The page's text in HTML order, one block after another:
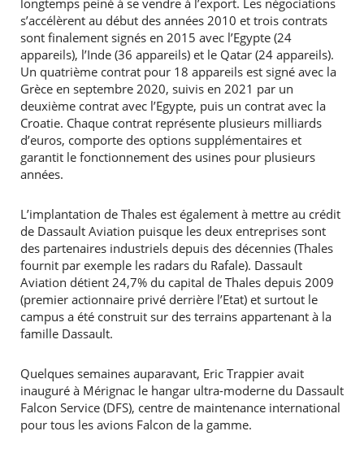
longtemps peiné à se vendre à l’export. Les négociations
s’accélèrent au début des années 2010 et trois contrats
sont finalement signés en 2015 avec l’Egypte (24
appareils), l’Inde (36 appareils) et le Qatar (24 appareils).
Un quatrième contrat pour 18 appareils est signé avec la
Grèce en septembre 2020, suivis en 2021 par un
deuxième contrat avec l’Egypte, puis un contrat avec la
Croatie. Chaque contrat représente plusieurs milliards
d’euros, comporte des options supplémentaires et
garantit le fonctionnement des usines pour plusieurs
années.
L’implantation de Thales est également à mettre au crédit
de Dassault Aviation puisque les deux entreprises sont
des partenaires industriels depuis des décennies (Thales
fournit par exemple les radars du Rafale). Dassault
Aviation détient 24,7% du capital de Thales depuis 2009
(premier actionnaire privé derrière l’Etat) et surtout le
campus a été construit sur des terrains appartenant à la
famille Dassault.
Quelques semaines auparavant, Eric Trappier avait
inauguré à Mérignac le hangar ultra-moderne du Dassault
Falcon Service (DFS), centre de maintenance international
pour tous les avions Falcon de la gamme.